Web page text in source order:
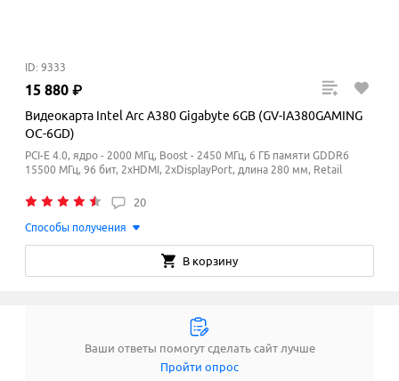
ID: 9333
15 880 ₽
Видеокарта Intel Arc A380 Gigabyte 6GB (GV-IA380GAMING
OC-6GD)
PCI-E 4.0, ядро - 2000 МГц, Boost - 2450 МГц, 6 ГБ памяти GDDR6
15500 МГц, 96 бит, 2xHDMI, 2xDisplayPort, длина 280 мм, Retail
20
Способы получения
В корзину
Ваши ответы помогут сделать сайт лучше
Пройти опрос